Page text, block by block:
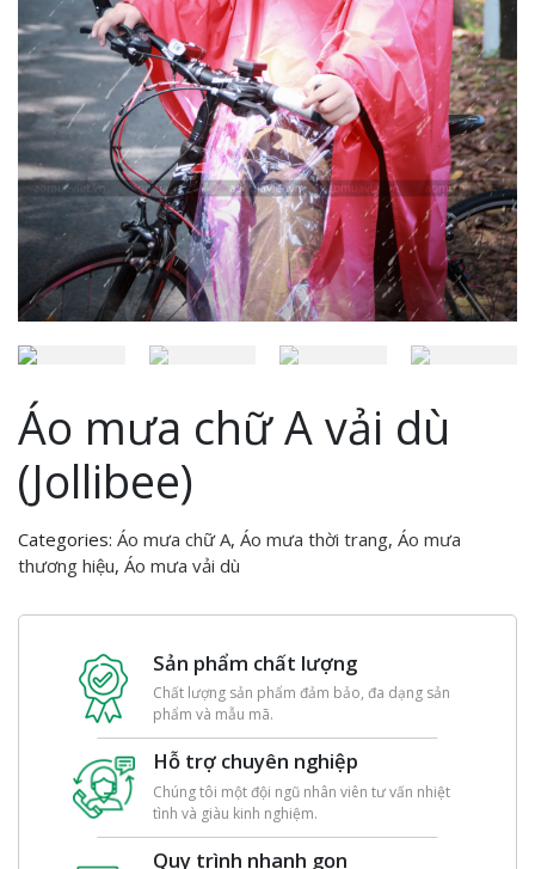
Áo mưa chữ A vải dù
(Jollibee)
Categories: Áo mưa chữ A, Áo mưa thời trang, Áo mưa
thương hiệu, Áo mưa vải dù
Sản phẩm chất lượng
Chất lượng sản phẩm đảm bảo, đa dạng sản
phẩm và mẫu mã.
Hỗ trợ chuyên nghiệp
Chúng tôi một đội ngũ nhân viên tư vấn nhiệt
tình và giàu kinh nghiệm.
Quy trình nhanh gọn